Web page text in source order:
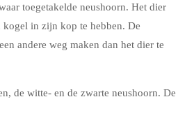
toegetakelde neushoorn. Het dier
kogel in zijn kop te hebben. De
andere weg maken dan het dier te
de witte- en de zwarte neushoorn. De